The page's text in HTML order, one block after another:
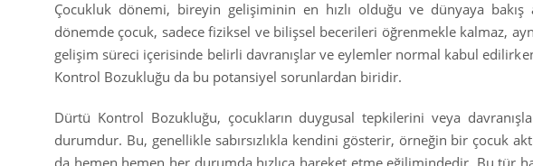
Çocukluk dönemi, bireyin gelişiminin en hızlı olduğu ve dünyaya
dönemde çocuk, sadece fiziksel ve bilişsel becerileri öğrenmekle kalmaz,
gelişim süreci içerisinde belirli davranışlar ve eylemler normal kabul
Kontrol Bozukluğu da bu potansiyel sorunlardan biridir.
Dürtü Kontrol Bozukluğu, çocukların duygusal tepkilerini veya
durumdur. Bu, genellikle sabırsızlıkla kendini gösterir, örneğin bir çocuk
da hemen hemen her durumda hızlıca hareket etme eğilimindedir. Bu tür